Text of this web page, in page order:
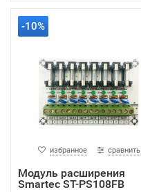
-10%
избранное сравнить
Модуль расширения
Smartec ST-PS108FB